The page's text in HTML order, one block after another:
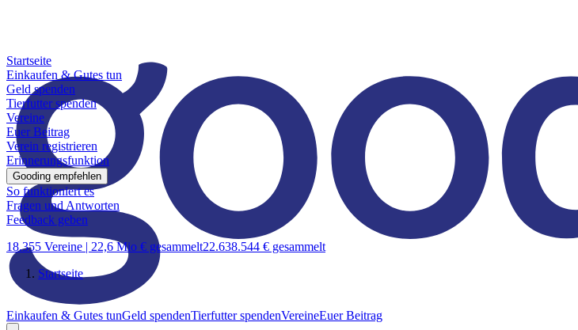
Einkaufen & Gutes tunGeld spendenTierfutter spendenVereineEuer Beitrag
Startseite
Einkaufen & Gutes tun
Geld spenden
Tierfutter spenden
Vereine
Euer Beitrag
Verein registrieren
Erinnerungsfunktion
Gooding empfehlen
So funktioniert es
Fragen und Antworten
Feedback geben
18.355 Vereine | 22,6 Mio € gesammelt22.638.544 € gesammelt
Startseite